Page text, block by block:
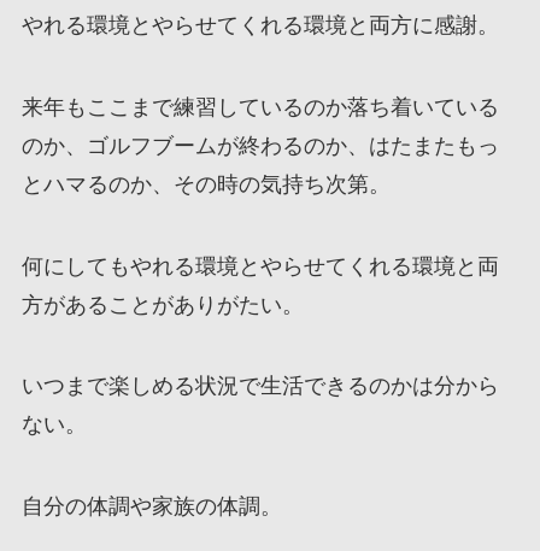
やれる環境とやらせてくれる環境と両方に感謝。
来年もここまで練習しているのか落ち着いている
のか、ゴルフブームが終わるのか、はたまたもっ
とハマるのか、その時の気持ち次第。
何にしてもやれる環境とやらせてくれる環境と両
方があることがありがたい。
いつまで楽しめる状況で生活できるのかは分から
ない。
自分の体調や家族の体調。